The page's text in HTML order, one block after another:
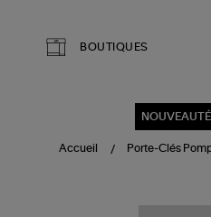
BOUTIQUES
Accueil Porte-Clés